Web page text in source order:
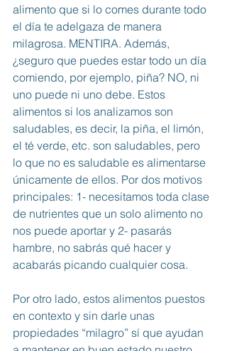
alimento que si lo comes durante todo
el día te adelgaza de manera
milagrosa. MENTIRA. Además,
¿seguro que puedes estar todo un día
comiendo, por ejemplo, piña? NO, ni
uno puede ni uno debe. Estos
alimentos si los analizamos son
saludables, es decir, la piña, el limón,
el té verde, etc. son saludables, pero
lo que no es saludable es alimentarse
únicamente de ellos. Por dos motivos
principales: 1- necesitamos toda clase
de nutrientes que un solo alimento no
nos puede aportar y 2- pasarás
hambre, no sabrás qué hacer y
acabarás picando cualquier cosa.
Por otro lado, estos alimentos puestos
en contexto y sin darle unas
propiedades “milagro” sí que ayudan